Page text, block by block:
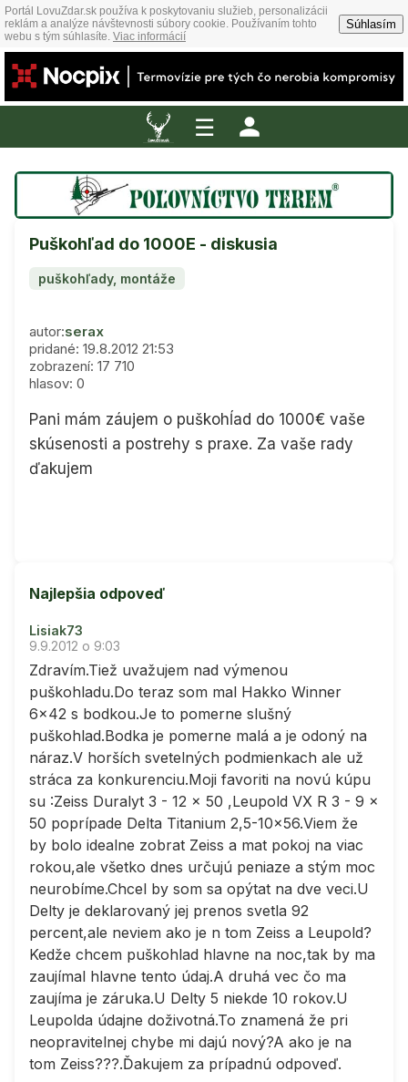
Portál LovuZdar.sk používa k poskytovaniu služieb, personalizácii
reklám a analýze návštevnosti súbory cookie. Používaním tohto
webu s tým súhlasíte. Viac informácií
Súhlasím
☰
Puškohľad do 1000E - diskusia
puškohľady, montáže
autor:serax
pridané: 19.8.2012 21:53
zobrazení: 17 710
hlasov: 0
Pani mám záujem o puškohĺad do 1000€ vaše
skúsenosti a postrehy s praxe. Za vaše rady
ďakujem
Najlepšia odpoveď
Lisiak73
9.9.2012 o 9:03
Zdravím.Tiež uvažujem nad výmenou
puškohladu.Do teraz som mal Hakko Winner
6x42 s bodkou.Je to pomerne slušný
puškohlad.Bodka je pomerne malá a je odoný na
náraz.V horších svetelných podmienkach ale už
stráca za konkurenciu.Moji favoriti na novú kúpu
su :Zeiss Duralyt 3 - 12 x 50 ,Leupold VX R 3 - 9 x
50 poprípade Delta Titanium 2,5-10x56.Viem že
by bolo idealne zobrat Zeiss a mat pokoj na viac
rokou,ale všetko dnes určujú peniaze a stým moc
neurobíme.Chcel by som sa opýtat na dve veci.U
Delty je deklarovaný jej prenos svetla 92
percent,ale neviem ako je n tom Zeiss a Leupold?
Kedže chcem puškohlad hlavne na noc,tak by ma
zaujímal hlavne tento údaj.A druhá vec čo ma
zaujíma je záruka.U Delty 5 niekde 10 rokov.U
Leupolda údajne doživotná.To znamená že pri
neopravitelnej chybe mi dajú nový?A ako je na
tom Zeiss???.Ďakujem za prípadnú odpoveď.